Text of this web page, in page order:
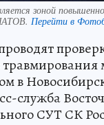
зоной
Перейти в
в
служба
СУТ СК